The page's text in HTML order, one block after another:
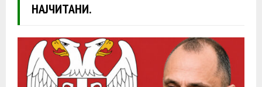
НАЈЧИТАНИ.